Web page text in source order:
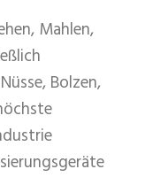
Mahlen,
Bolzen,